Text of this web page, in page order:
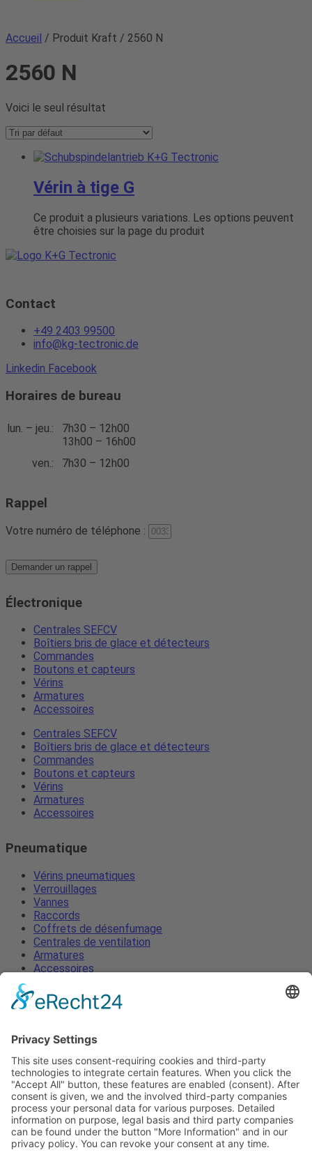
Accueil / Produit Kraft / 2560 N
2560 N
Voici le seul résultat
Vérin à tige G
Ce produit a plusieurs variations. Les options peuvent
être choisies sur la page du produit
Contact
+49 2403 99500
info@kg-tectronic.de
Linkedin Facebook
Horaires de bureau
lun. – jeu.:
7h30 – 12h00
13h00 – 16h00
ven.:
7h30 – 12h00
Rappel
Votre numéro de téléphone :
Demander un rappel
Électronique
Centrales SEFCV
Boîtiers bris de glace et détecteurs
Commandes
Boutons et capteurs
Vérins
Armatures
Accessoires
Centrales SEFCV
Boîtiers bris de glace et détecteurs
Commandes
Boutons et capteurs
Vérins
Armatures
Accessoires
Pneumatique
Vérins pneumatiques
Verrouillages
Vannes
Raccords
Coffrets de désenfumage
Centrales de ventilation
Armatures
Accessoires
Vérins pneumatiques
Verrouillages
Raccords
Coffrets de désenfumage
Centrales de ventilation
Armatures
Accessoires
Mentions légales
Protection des données
Termes et Conditions